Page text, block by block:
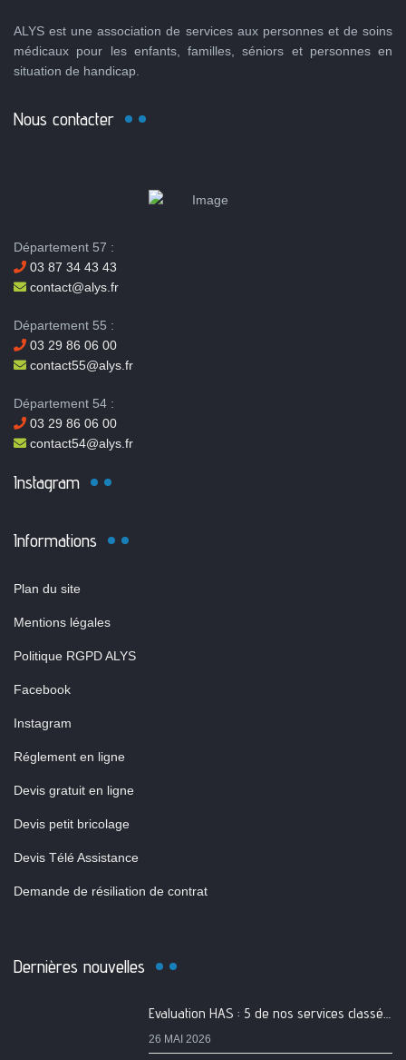
ALYS est une association de services aux personnes et de soins
médicaux pour les enfants, familles, séniors et personnes en
situation de handicap.
Nous contacter
Département 57 :
03 87 34 43 43
contact@alys.fr
Département 55 :
03 29 86 06 00
contact55@alys.fr
Département 54 :
03 29 86 06 00
contact54@alys.fr
Instagram
Informations
Plan du site
Mentions légales
Politique RGPD ALYS
Facebook
Instagram
Réglement en ligne
Devis gratuit en ligne
Devis petit bricolage
Devis Télé Assistance
Demande de résiliation de contrat
Dernières nouvelles
Evaluation HAS : 5 de nos services classés A
26 MAI 2026